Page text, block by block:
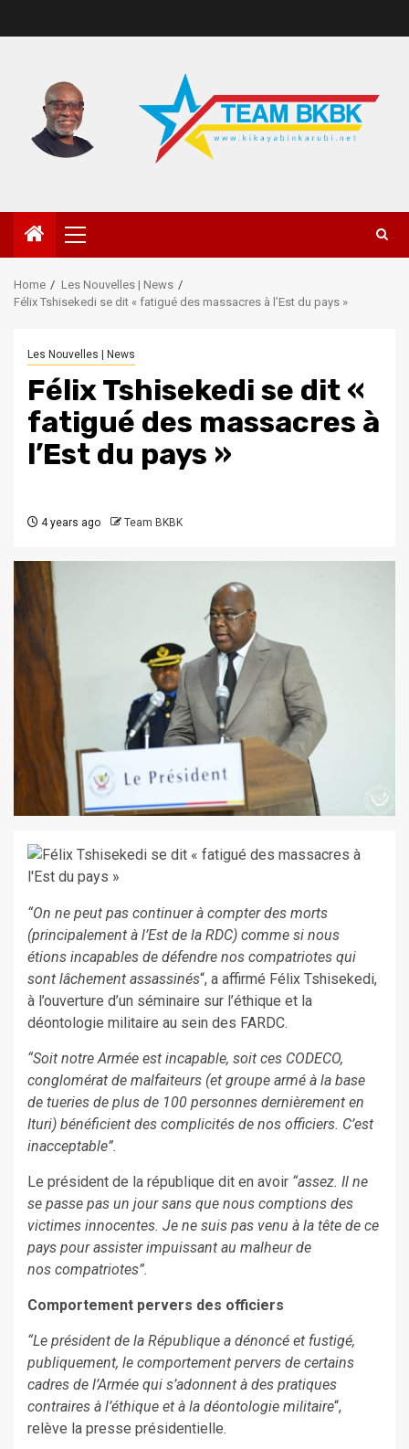
Home
Les Nouvelles | News
Félix Tshisekedi se dit « fatigué des massacres à l’Est du pays »
Les Nouvelles | News
Félix Tshisekedi se dit «
fatigué des massacres à
l’Est du pays »
4 years ago Team BKBK
“On ne peut pas continuer à compter des morts
(principalement à l’Est de la RDC) comme si nous
étions incapables de défendre nos compatriotes qui
sont lâchement assassinés“, a affirmé Félix Tshisekedi,
à l’ouverture d’un séminaire sur l’éthique et la
déontologie militaire au sein des FARDC.
“Soit notre Armée est incapable, soit ces CODECO,
conglomérat de malfaiteurs (et groupe armé à la base
de tueries de plus de 100 personnes dernièrement en
Ituri) bénéficient des complicités de nos officiers. C’est
inacceptable”.
Le président de la république dit en avoir “assez. Il ne
se passe pas un jour sans que nous comptions des
victimes innocentes. Je ne suis pas venu à la tête de ce
pays pour assister impuissant au malheur de
nos compatriotes”.
Comportement pervers des officiers
“Le président de la République a dénoncé et fustigé,
publiquement, le comportement pervers de certains
cadres de l’Armée qui s’adonnent à des pratiques
contraires à l’éthique et à la déontologie militaire“,
relève la presse présidentielle.